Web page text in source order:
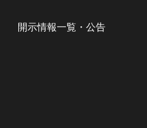
開示情報一覧・公告